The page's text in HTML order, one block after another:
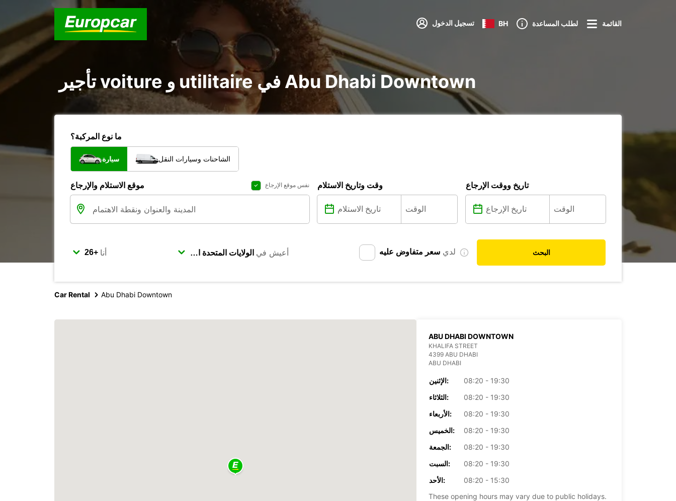
تسجيل الدخول BH لطلب المساعدة القائمة
تأجير voiture و utilitaire في Abu Dhabi Downtown
ما نوع المركبة؟
سيارة الشاحنات وسيارات النقل
موقع الاستلام والإرجاع نفس موقع الإرجاع وقت وتاريخ الاستلام تاريخ ووقت الإرجاع
أنا أعيش في لدي سعر متفاوض عليه البحث
Car Rental Abu Dhabi Downtown
ABU DHABI DOWNTOWN
KHALIFA STREET
4399 ABU DHABI
ABU DHABI
الإثنين:
08:20 - 19:30
الثلاثاء:
08:20 - 19:30
الأربعاء:
08:20 - 19:30
الخميس:
08:20 - 19:30
الجمعة:
08:20 - 19:30
السبت:
08:20 - 19:30
الأحد:
08:20 - 15:30
These opening hours may vary due to public holidays.